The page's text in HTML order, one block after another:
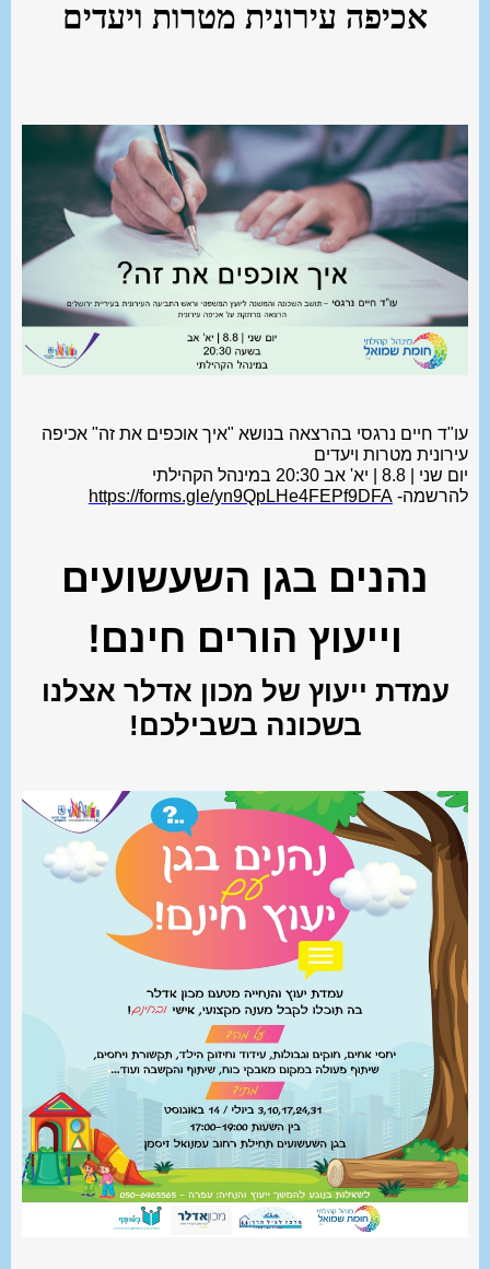
אכיפה עירונית מטרות ויעדים
עו"ד חיים נרגסי בהרצאה בנושא "איך אוכפים את זה" אכיפה
עירונית מטרות ויעדים
יום שני | 8.8 | יא' אב 20:30 במינהל הקהילתי
להרשמה- https://forms.gle/yn9QpLHe4FEPf9DFA
נהנים בגן השעשועים
וייעוץ הורים חינם!
עמדת ייעוץ של מכון אדלר אצלנו
בשכונה בשבילכם!